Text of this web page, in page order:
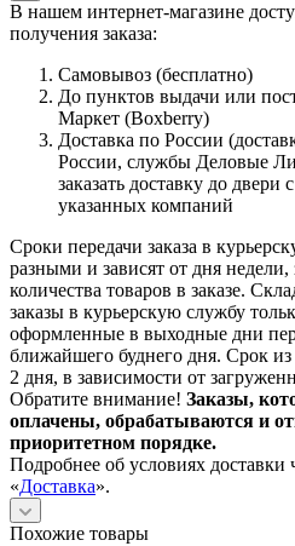
В нашем интернет-магазине
получения заказа:
Самовывоз (бесплатно)
До пунктов выдачи или
Маркет (Boxberry)
Доставка по России
России, службы Деловые
заказать доставку до
указанных компаний
Сроки передачи заказа в
разными и зависят от дня недели,
количества товаров в заказе.
заказы в курьерскую службу
оформленные в выходные дни
ближайшего буднего дня. Срок из
2 дня, в зависимости от
Обратите внимание! Заказы,
оплачены, обрабатываются и
приоритетном порядке.
Подробнее об условиях доставки
«Доставка».
Похожие товары